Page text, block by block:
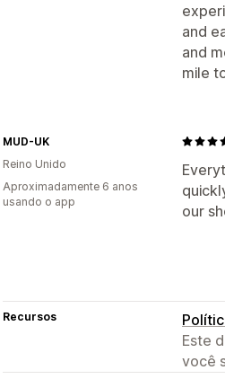
and
and
mile
our
MUD-UK
Reino Unido
Aproximadamente 6 anos
usando o app
Recursos
Este
você